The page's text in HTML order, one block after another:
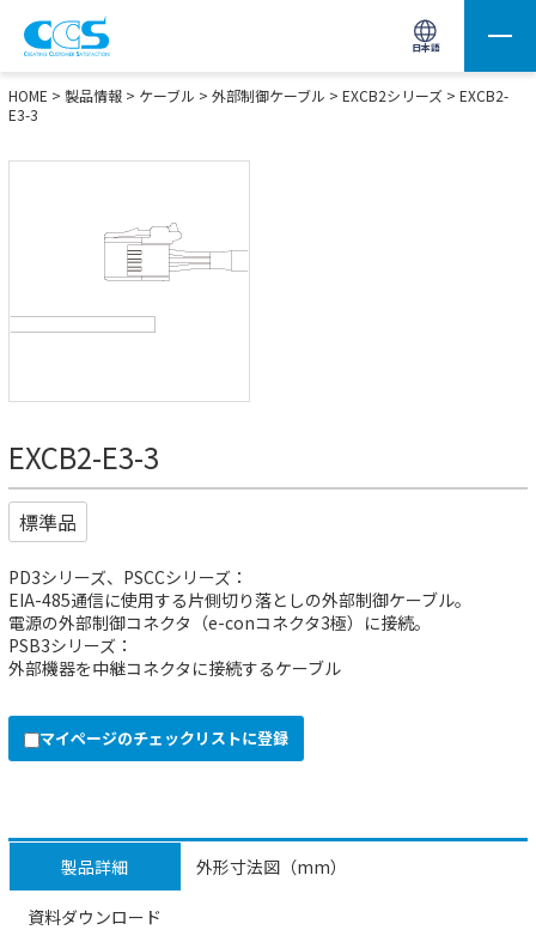
日本語
画像処理用の製品検索 サイト内検索(Enterで実行)
HOME > 製品情報 > ケーブル > 外部制御ケーブル > EXCB2シリーズ > EXCB2-
E3-3
EXCB2-E3-3
標準品
PD3シリーズ、PSCCシリーズ：
EIA-485通信に使用する片側切り落としの外部制御ケーブル。
電源の外部制御コネクタ（e-conコネクタ3極）に接続。
PSB3シリーズ：
外部機器を中継コネクタに接続するケーブル
マイページのチェックリストに登録
製品詳細 外形寸法図（mm）
資料ダウンロード